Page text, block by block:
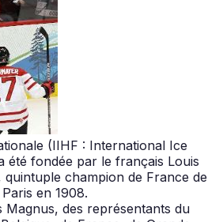
(IIHF : International Ice
été fondée par le français Louis
quintuple champion de France de
en 1908.
Magnus, des représentants du